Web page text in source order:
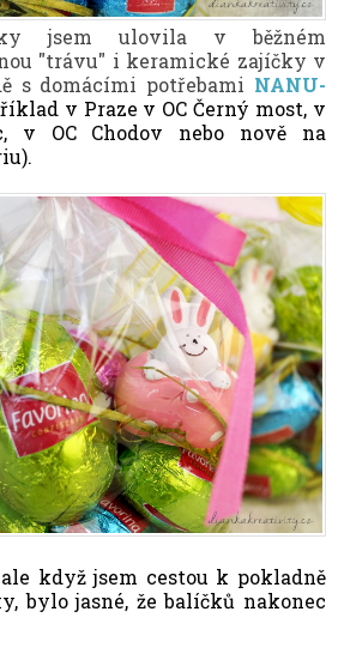
jsem ulovila v běžném
"trávu" i keramické zajíčky v
s domácími potřebami NANU-
v Praze v OC Černý most, v
v OC Chodov nebo nově na
když jsem cestou k pokladně
bylo jasné, že balíčků nakonec